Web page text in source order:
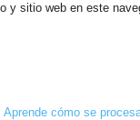
y sitio web en este
Aprende cómo se